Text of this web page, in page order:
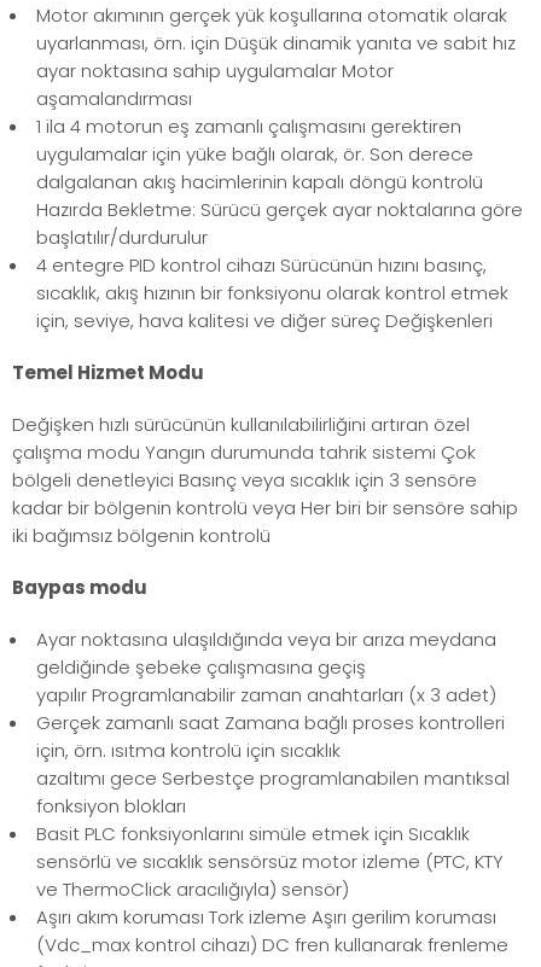
Motor akımının gerçek yük koşullarına otomatik olarak
uyarlanması, örn. için Düşük dinamik yanıta ve sabit hız
ayar noktasına sahip uygulamalar Motor
aşamalandırması
1 ila 4 motorun eş zamanlı çalışmasını gerektiren
uygulamalar için yüke bağlı olarak, ör. Son derece
dalgalanan akış hacimlerinin kapalı döngü kontrolü
Hazırda Bekletme: Sürücü gerçek ayar noktalarına göre
başlatılır/durdurulur
4 entegre PID kontrol cihazı Sürücünün hızını basınç,
sıcaklık, akış hızının bir fonksiyonu olarak kontrol etmek
için, seviye, hava kalitesi ve diğer süreç Değişkenleri
Temel Hizmet Modu
Değişken hızlı sürücünün kullanılabilirliğini artıran özel
çalışma modu Yangın durumunda tahrik sistemi Çok
bölgeli denetleyici Basınç veya sıcaklık için 3 sensöre
kadar bir bölgenin kontrolü veya Her biri bir sensöre sahip
iki bağımsız bölgenin kontrolü
Baypas modu
Ayar noktasına ulaşıldığında veya bir arıza meydana
geldiğinde şebeke çalışmasına geçiş
yapılır Programlanabilir zaman anahtarları (x 3 adet)
Gerçek zamanlı saat Zamana bağlı proses kontrolleri
için, örn. ısıtma kontrolü için sıcaklık
azaltımı gece Serbestçe programlanabilen mantıksal
fonksiyon blokları
Basit PLC fonksiyonlarını simüle etmek için Sıcaklık
sensörlü ve sıcaklık sensörsüz motor izleme (PTC, KTY
ve ThermoClick aracılığıyla) sensör)
Aşırı akım koruması Tork izleme Aşırı gerilim koruması
(Vdc_max kontrol cihazı) DC fren kullanarak frenleme